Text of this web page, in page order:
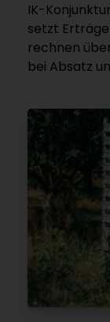
IK-
setzt
rechnen
bei Absatz